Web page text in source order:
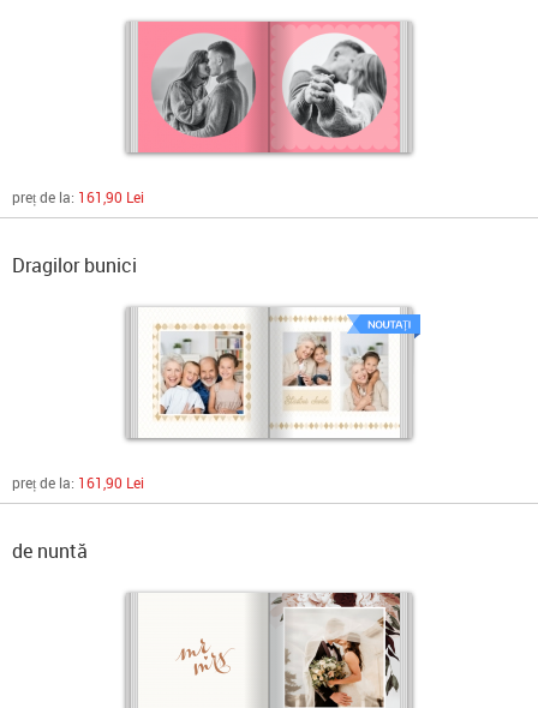
preț de la: 161,90 Lei
Dragilor bunici
preț de la: 161,90 Lei
de nuntă